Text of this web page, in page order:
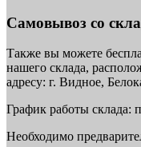
Самовывоз со
Также вы можете
нашего склада,
адресу: г. Видное,
График работы склада:
Необходимо